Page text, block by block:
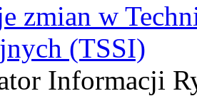
zmian w
(TSSI)
Informacji